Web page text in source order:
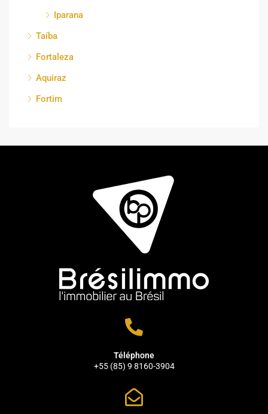
Iparana
Taíba
Fortaleza
Aquiraz
Fortim
Téléphone
+55 (85) 9 8160-3904